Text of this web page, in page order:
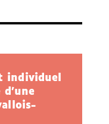
individuel